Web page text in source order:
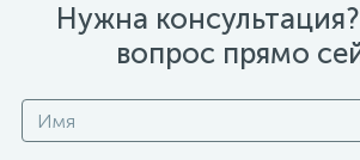
Нужна
вопрос прямо